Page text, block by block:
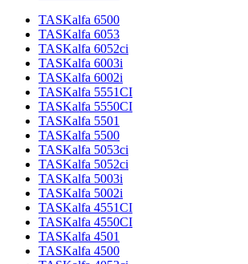
TASKalfa 6500
TASKalfa 6053
TASKalfa 6052ci
TASKalfa 6003i
TASKalfa 6002i
TASKalfa 5551CI
TASKalfa 5550CI
TASKalfa 5501
TASKalfa 5500
TASKalfa 5053ci
TASKalfa 5052ci
TASKalfa 5003i
TASKalfa 5002i
TASKalfa 4551CI
TASKalfa 4550CI
TASKalfa 4501
TASKalfa 4500